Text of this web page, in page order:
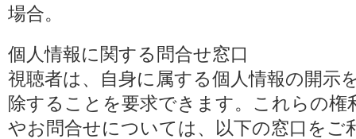
場合。
個人情報に関する問合せ窓口
視聴者は、自身に属する個人情報の開示
除することを要求できます。これらの権
やお問合せについては、以下の窓口をご